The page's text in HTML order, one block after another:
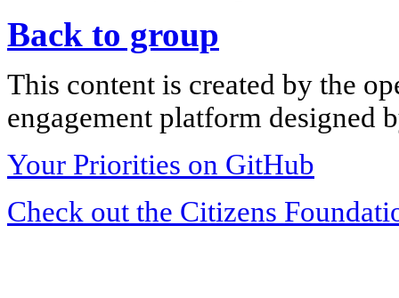
Back to group
This content is created by the
engagement platform designed
Your Priorities on GitHub
Check out the Citizens